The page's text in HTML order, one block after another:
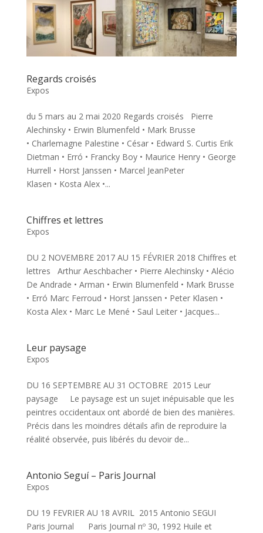
Regards croisés
Expos
du 5 mars au 2 mai 2020 Regards croisés Pierre
Alechinsky • Erwin Blumenfeld • Mark Brusse
• Charlemagne Palestine • César • Edward S. Curtis Erik
Dietman • Erró • Francky Boy • Maurice Henry • George
Hurrell • Horst Janssen • Marcel JeanPeter
Klasen • Kosta Alex •...
Chiffres et lettres
Expos
DU 2 NOVEMBRE 2017 AU 15 FÉVRIER 2018 Chiffres et
lettres Arthur Aeschbacher • Pierre Alechinsky • Alécio
De Andrade • Arman • Erwin Blumenfeld • Mark Brusse
• Erró Marc Ferroud • Horst Janssen • Peter Klasen •
Kosta Alex • Marc Le Mené • Saul Leiter • Jacques...
Leur paysage
Expos
DU 16 SEPTEMBRE AU 31 OCTOBRE 2015 Leur
paysage Le paysage est un sujet inépuisable que les
peintres occidentaux ont abordé de bien des manières.
Précis dans les moindres détails afin de reproduire la
réalité observée, puis libérés du devoir de...
Antonio Seguí – Paris Journal
Expos
DU 19 FEVRIER AU 18 AVRIL 2015 Antonio SEGUI
Paris Journal Paris Journal nº 30, 1992 Huile et